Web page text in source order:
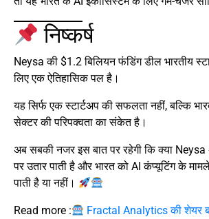
निष्कर्ष
Neysa की $1.2 बिलियन फंडिंग डील भारतीय
लिए एक ऐतिहासिक पल है।
यह सिर्फ एक स्टार्टअप की सफलता नहीं, बल्कि
सेक्टर की परिपक्वता का संकेत है।
अब सबकी नजर इस बात पर रहेगी कि क्या
पर उतार पाती है और भारत को AI कंप्यूटिंग के
पाती है या नहीं।
Read more : Fractal Analytics की शेयर